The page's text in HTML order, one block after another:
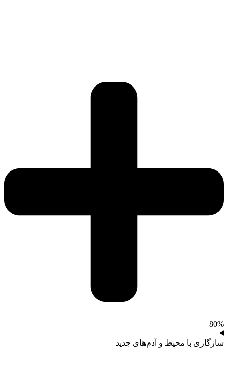
80%
سازگاری با محیط و آدم‌های جدید